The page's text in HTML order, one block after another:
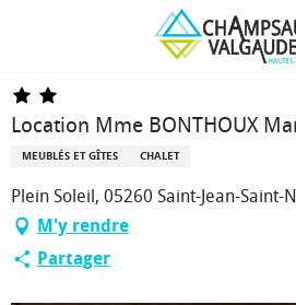
principal
Location Mme
Location Mme BONTHOUX
MEUBLÉS ET GÎTES CHALET
Plein Soleil, 05260 Saint-Jean-Saint-
M'y rendre
Partager